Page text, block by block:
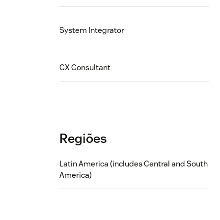
System Integrator
CX Consultant
Regiões
Latin America (includes Central and South
America)